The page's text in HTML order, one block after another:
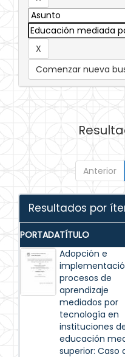
Comenzar nueva
Anterior
Resultados por
PORTADATÍTULO
Adopción e
procesos de
aprendizaje
mediados por
tecnología en
instituciones
educación
superior: Caso